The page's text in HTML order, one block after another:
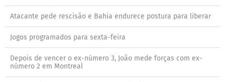
Atacante pede rescisão e Bahia endurece postura para liberar
Jogos programados para sexta-feira
Depois de vencer o ex-número 3, João mede forças com ex-
número 2 em Montreal